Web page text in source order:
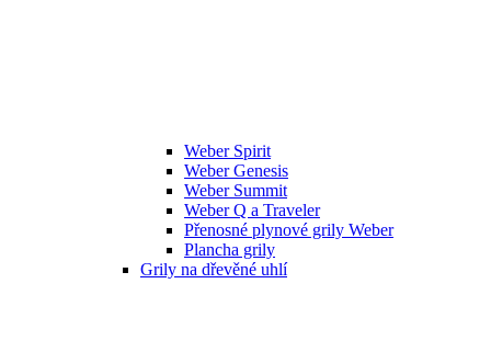
Weber Spirit
Weber Genesis
Weber Summit
Weber Q a Traveler
Přenosné plynové grily Weber
Plancha grily
Grily na dřevěné uhlí